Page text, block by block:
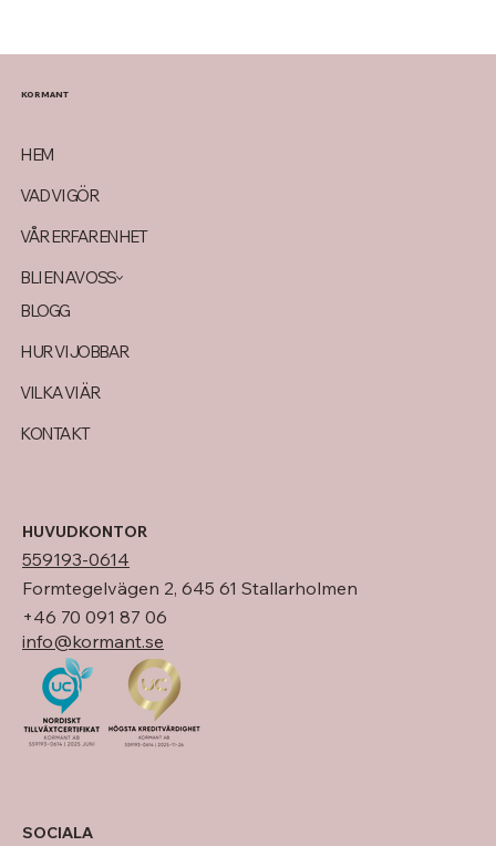
KORMANT
HEM
VAD VI GÖR
VÅR ERFARENHET
BLI EN AV OSS
BLOGG
HUR VI JOBBAR
VILKA VI ÄR
KONTAKT
HUVUDKONTOR
559193-0614
Formtegelvägen 2, 645 61 Stallarholmen
+46 70 091 87 06
info@kormant.se
SOCIALA